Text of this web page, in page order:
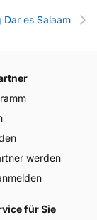
Dar es Salaam
werden
für Sie